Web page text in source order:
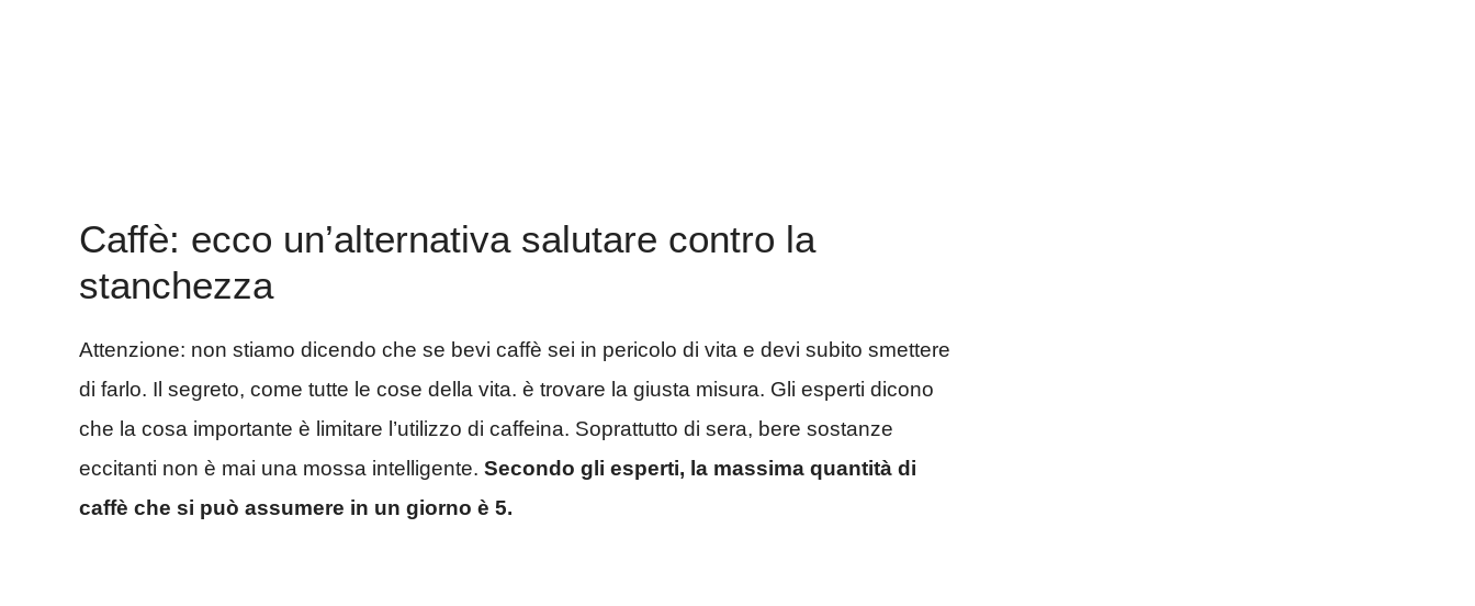
Caffè: ecco un’alternativa salutare contro la
stanchezza
Attenzione: non stiamo dicendo che se bevi caffè sei in pericolo di vita e devi subito smettere
di farlo. Il segreto, come tutte le cose della vita. è trovare la giusta misura. Gli esperti dicono
che la cosa importante è limitare l’utilizzo di caffeina. Soprattutto di sera, bere sostanze
eccitanti non è mai una mossa intelligente. Secondo gli esperti, la massima quantità di
caffè che si può assumere in un giorno è 5.